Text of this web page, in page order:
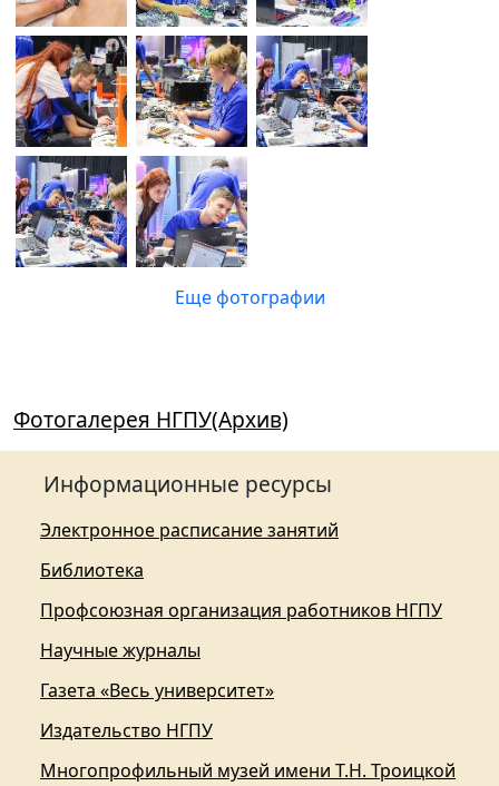
Еще фотографии
Фотогалерея НГПУ(Архив)
Информационные ресурсы
Электронное расписание занятий
Библиотека
Профсоюзная организация работников НГПУ
Научные журналы
Газета «Весь университет»
Издательство НГПУ
Многопрофильный музей имени Т.Н. Троицкой